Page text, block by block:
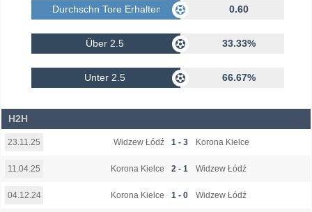
Durchschn Tore Erhalten 0.60
Über 2.5 33.33%
Unter 2.5 66.67%
H2H
23.11.25 Widzew Łódź 1 - 3 Korona Kielce
11.04.25 Korona Kielce 2 - 1 Widzew Łódź
04.12.24 Korona Kielce 1 - 0 Widzew Łódź